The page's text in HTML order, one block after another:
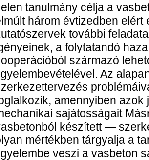
tanulmány célja a
három évtizedben
további
a folytatandó
származó
Az
amennyiben
sajátosságait
készített —
mértékben tárgyalja a
veszi a vasbeton